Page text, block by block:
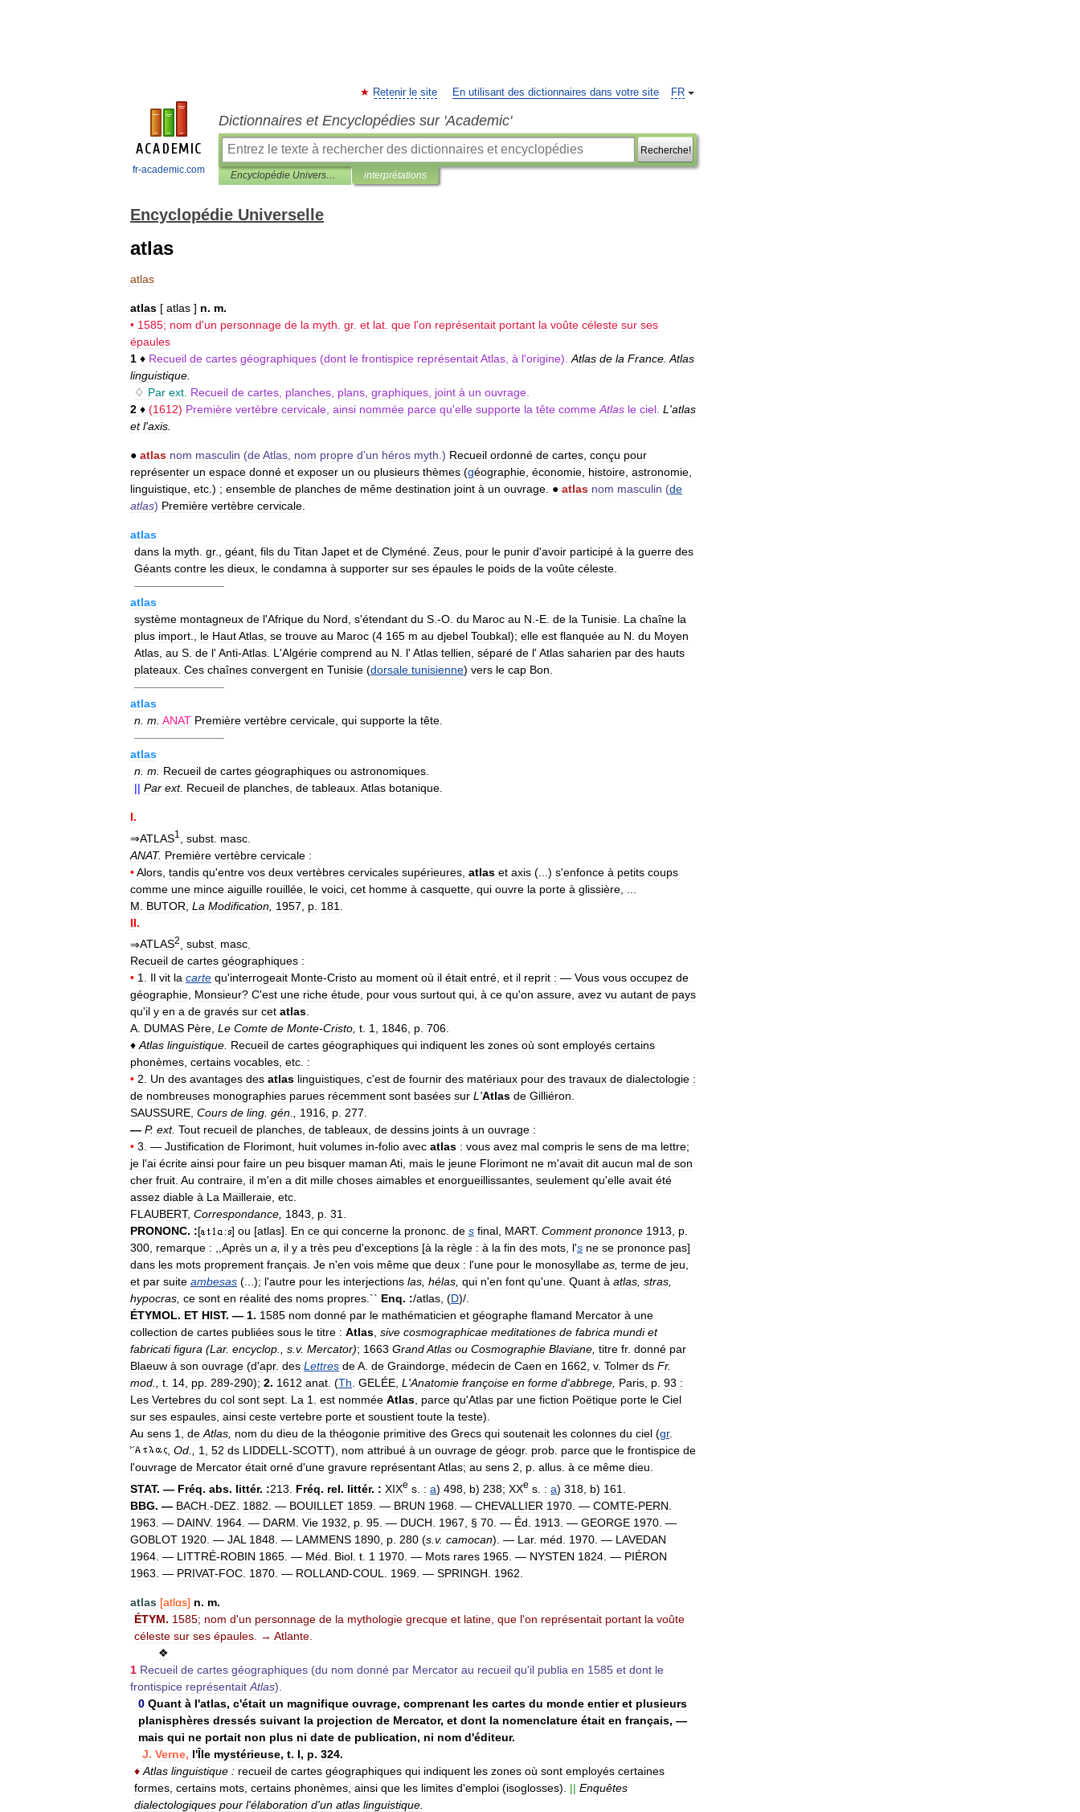
fr-academic.com
FR
Retenir le site En utilisant des dictionnaires dans votre site
Dictionnaires et Encyclopédies sur 'Academic'
Recherche!
Encyclopédie Universelle interprétations
Encyclopédie Universelle
atlas
atlas
atlas [ atlas ] n. m.
• 1585; nom d'un personnage de la myth gr. et lat que l'on représentait portant la voûte céleste sur ses
épaules
1 ♦ Recueil de cartes géographiques (dont le frontispice représentaitAtlas à l'origine). Atlas de la France Atlas
linguistique
♢ Par ext Recueil de cartes planches plans graphiques joint à un ouvrage
2 ♦ (1612) Première vertèbre cervicale ainsi nommée parce qu'elle supporte la tête comme Atlas le ciel L 'atlas
et l'axis
● atlas nom masculin (deAtlas nom propre d'un héros myth .) Recueil ordonné de cartes conçu pour
représenter un espace donné et exposer un ou plusieurs thèmes (géographie économie histoire astronomie
linguistique etc .) ; ensemble de planches de même destination joint à un ouvrage ● atlas nom masculin (de
atlas) Première vertèbre cervicale
atlas
dans la myth gr., géant fils du Titan Japet et de Clyméné Zeus pour le punir d'avoir participé à la guerre des
Géants contre les dieux le condamna à supporter sur ses épaules le poids de la voûte céleste
————————
atlas
système montagneux de l'Afrique du Nord s'étendant du S .-O du Maroc au N .-E de la Tunisie La chaîne la
plus import le HautAtlas se trouve au Maroc (4 165 m au djebel Toubkal); elle est flanquée au N du Moyen
Atlas au S de l' Anti-Atlas L 'Algérie comprend au N l' Atlas tellien séparé de l' Atlas saharien par des hauts
plateaux Ces chaînes convergent en Tunisie (dorsale tunisienne) vers le cap Bon
————————
atlas
n m ANAT Première vertèbre cervicale qui supporte la tête
————————
atlas
n m Recueil de cartes géographiques ou astronomiques
|| Par ext. Recueil de planches de tableaux Atlas botanique
I.
⇒ATLAS1 subst masc
ANAT. Première vertèbre cervicale :
•Alors tandis qu'entre vos deux vertèbres cervicales supérieures atlas et axis (...) s'enfonce à petits coups
comme une mince aiguille rouillée le voici cet homme à casquette qui ouvre la porte à glissière
M
BUTOR La Modification 1957 p 181
II.
⇒ATLAS2 subst masc
Recueil de cartes géographiques :
• 1. Il vit la carte qu'interrogeait Monte-Cristo au moment où il était entré, et il reprit : — Vous vous occupez de
géographie, Monsieur? C'est une riche étude, pour vous surtout qui, à ce qu'on assure, avez vu autant de pays
qu'il y en a de gravés sur cet atlas.
A. DUMAS Père, Le Comte de Monte-Cristo, t. 1, 1846, p. 706.
♦ Atlas linguistique. Recueil de cartes géographiques qui indiquent les zones où sont employés certains
phonèmes, certains vocables, etc. :
• 2. Un des avantages des atlas linguistiques, c'est de fournir des matériaux pour des travaux de dialectologie :
de nombreuses monographies parues récemment sont basées sur L'Atlas de Gilliéron.
SAUSSURE, Cours de ling. gén., 1916, p. 277.
— P. ext. Tout recueil de planches, de tableaux, de dessins joints à un ouvrage :
• 3. — Justification de Florimont, huit volumes in-folio avec atlas : vous avez mal compris le sens de ma lettre;
je l'ai écrite ainsi pour faire un peu bisquer maman Ati, mais le jeune Florimont ne m'avait dit aucun mal de son
cher fruit. Au contraire, il m'en a dit mille choses aimables et enorgueillissantes, seulement qu'elle avait été
assez diable à La Mailleraie, etc.
FLAUBERT, Correspondance, 1843, p. 31.
PRONONC. :[ ] ou [atlas]. En ce qui concerne la prononc. de s final, MART. Comment prononce 1913, p.
300, remarque : ,,Après un a, il y a très peu d'exceptions [à la règle : à la fin des mots, l's ne se prononce pas]
dans les mots proprement français. Je n'en vois même que deux : l'une pour le monosyllabe as, terme de jeu,
et par suite ambesas (...); l'autre pour les interjections las, hélas, qui n'en font qu'une. Quant à atlas, stras,
hypocras, ce sont en réalité des noms propres.`` Enq. :/atlas, (D)/.
ÉTYMOL. ET HIST. — 1. 1585 nom donné par le mathématicien et géographe flamand Mercator à une
collection de cartes publiées sous le titre : Atlas, sive cosmographicae meditationes de fabrica mundi et
fabricati figura (Lar. encyclop., s.v. Mercator); 1663 GrandAtlas ou Cosmographie Blaviane, titre fr. donné par
Blaeuw à son ouvrage (d'apr. des Lettres deA. de Graindorge, médecin de Caen en 1662, v. Tolmer ds Fr.
mod., t. 14, pp. 289-290); 2. 1612 anat. (Th. GELÉE, L'Anatomie françoise en forme d'abbrege, Paris, p. 93 :
Les Vertebres du col sont sept. La 1. est nommée Atlas, parce qu'Atlas par une fiction Poëtique porte le Ciel
sur ses espaules, ainsi ceste vertebre porte et soustient toute la teste).
Au sens 1, de Atlas, nom du dieu de la théogonie primitive des Grecs qui soutenait les colonnes du ciel (gr.
, Od., 1, 52 ds LIDDELL-SCOTT), nom attribué à un ouvrage de géogr. prob. parce que le frontispice de
l'ouvrage de Mercator était orné d'une gravure représentantAtlas; au sens 2, p. allus. à ce même dieu.
STAT. — Fréq. abs. littér. :213 Fréq. rel. littér. : XIXe s : a) 498 b) 238; XXe s : a) 318 b) 161
BBG. — BACH .-DEZ 1882 . — BOUILLET 1859 . — BRUN 1968 . — CHEVALLIER 1970 . — COMTE-PERN
1963 . — DAINV. 1964 . — DARM Vie 1932 p 95 . — DUCH 1967 , § 70 . — Éd 1913 . — GEORGE 1970 . —
GOBLOT 1920 . — JAL 1848 . — LAMMENS 1890 p 280 (s v. camocan). — Lar. méd 1970 . — LAVEDAN
1964 . — LITTRÉ-ROBIN 1865 . — Méd Biol t 1 1970 . — Mots rares 1965 . — NYSTEN 1824 . — PIÉRON
1963 . — PRIVAT-FOC 1870 . — ROLLAND-COUL 1969 . — SPRINGH 1962
atlas [atlɑs] n. m.
ÉTYM. 1585; nom d'un personnage de la mythologie grecque et latine que l'on représentait portant la voûte
céleste sur ses épaules . → Atlante
❖
1 Recueil de cartes géographiques (du nom donné par Mercator au recueil qu'il publia en 1585 et dont le
frontispice représentait Atlas).
0 Quant à l'atlas, c'était un magnifique ouvrage, comprenant les cartes du monde entier et plusieurs
planisphères dressés suivant la projection de Mercator, et dont la nomenclature était en français, —
mais qui ne portait non plus ni date de publication, ni nom d'éditeur.
J. Verne, l'Île mystérieuse, t. I, p. 324.
♦ Atlas linguistique : recueil de cartes géographiques qui indiquent les zones où sont employés certaines
formes certains mots certains phonèmes ainsi que les limites d'emploi (isoglosses). || Enquêtes
dialectologiques pour l'élaboration d'un atlas linguistique